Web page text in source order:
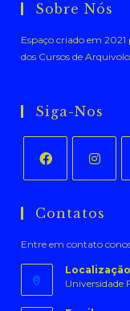
Sobre Nós
Espaço criado em 2021
dos Cursos de
Siga-Nos
em
nova
aba
em
nova
aba
Contatos
Entre em contato
Universidade